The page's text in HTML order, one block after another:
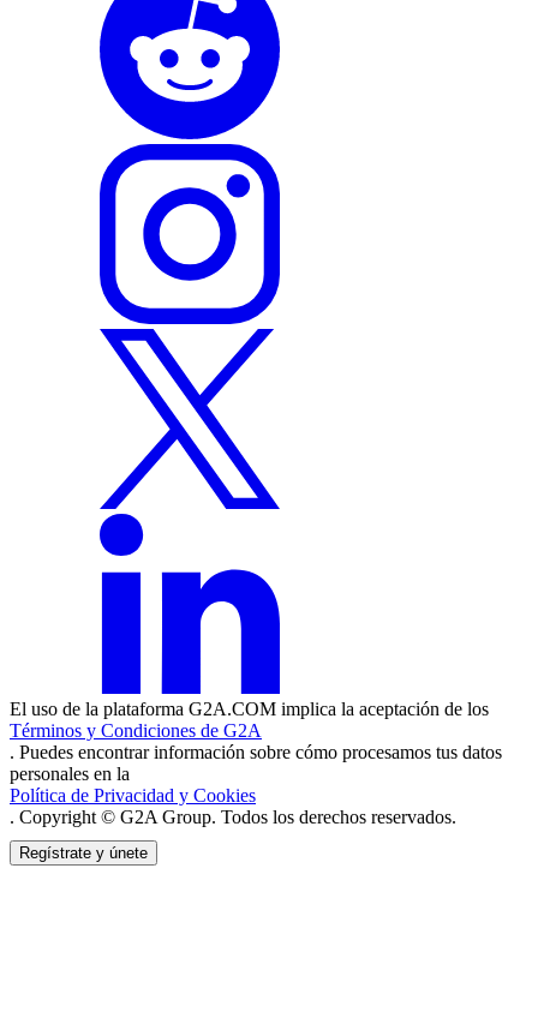
El uso de la plataforma G2A.COM implica la aceptación de los
Términos y Condiciones de G2A
. Puedes encontrar información sobre cómo procesamos tus datos
personales en la
Política de Privacidad y Cookies
. Copyright © G2A Group. Todos los derechos reservados.
Regístrate y únete